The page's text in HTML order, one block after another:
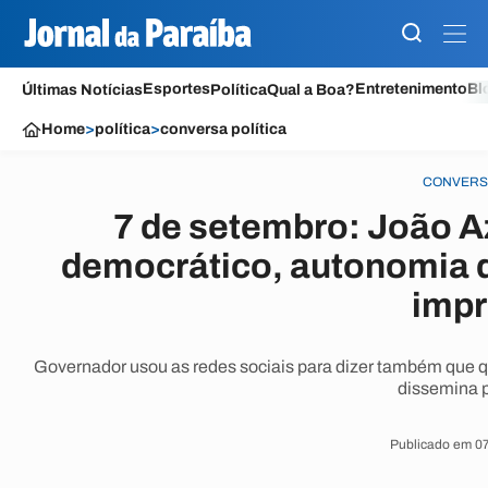
Últimas NotíciasEsportesPolíticaQual a Boa?Entretenimento
Home>política>conversa política
7 de setembro: João
democrático, autonomia
Governador usou as redes sociais para dizer também que
dissemina
Publicado em